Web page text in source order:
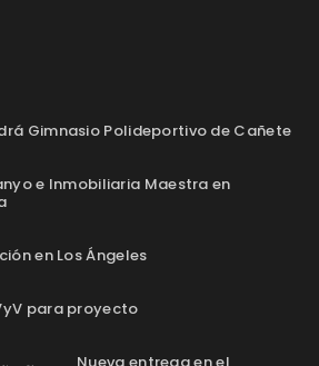
Gimnasio Polideportivo de Cañete
e Inmobiliaria Maestra en
en Los Ángeles
para proyecto